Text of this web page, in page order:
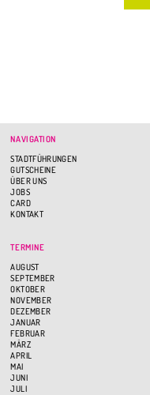
NAVIGATION
STADTFÜHRUNGEN
GUTSCHEINE
ÜBER UNS
JOBS
CARD
KONTAKT
TERMINE
AUGUST
SEPTEMBER
OKTOBER
NOVEMBER
DEZEMBER
JANUAR
FEBRUAR
MÄRZ
APRIL
MAI
JUNI
JULI